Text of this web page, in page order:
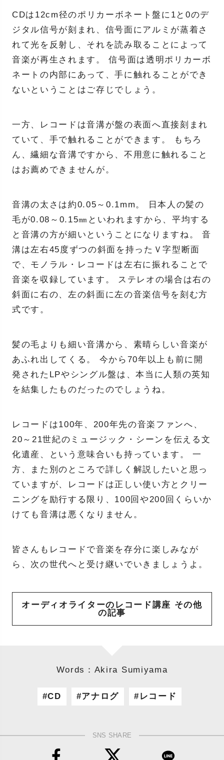
CDは12cm径のポリカーボネート盤に1と0のデ
ジタル信号が刻まれ、信号面にアルミが蒸着さ
れて光を反射し、それを読み取ることによって
音楽が再生されます。 信号面は透明ポリカーボ
ネートの内部にあって、手に触れることができ
ないということはご存じでしょう。
一方、レコードは音溝が盤の表面へ直接刻まれ
ていて、手で触れることができます。 もちろ
ん、繊細な音溝ですから、不用意に触れること
はお薦めできませんが。
音溝の太さは約0.05～0.1mm。 日本人の髪の
毛が0.08～0.15㎜といわれますから、平均する
と音溝の方が細いということになりますね。 音
溝は左右45度ずつの斜面を持ったＶ字型断面
で、モノラル・レコードは左右に振れることで
音楽を収録しています。 ステレオの場合は右の
斜面に右の、左の斜面に左の音楽信号を刻む方
式です。
髪の毛よりも細い音溝から、素晴らしい音楽が
あふれ出してくる。 今から70年以上も前に開
発されたLPやシングル盤は、本当に人類の英知
を結集したものだったのでしょうね。
レコードは100年、200年先の音楽ファンへ、
20～21世紀のミュージック・シーンを伝える文
化遺産、という意味合いも持っています。 一
方、また別のところで詳しく解説したいと思っ
ていますが、レコードは正しい使い方とクリー
ニングを励行する限り、100回や200回くらいか
けても音溝は悪くなりません。
皆さんもレコードで音楽を存分に楽しみなが
ら、次の世代へと受け継いでいきましょうよ。
オーディオライターのレコード講座 その他
の記事
Words：Akira Sumiyama
CD アナログ レコード
SNS SHARE